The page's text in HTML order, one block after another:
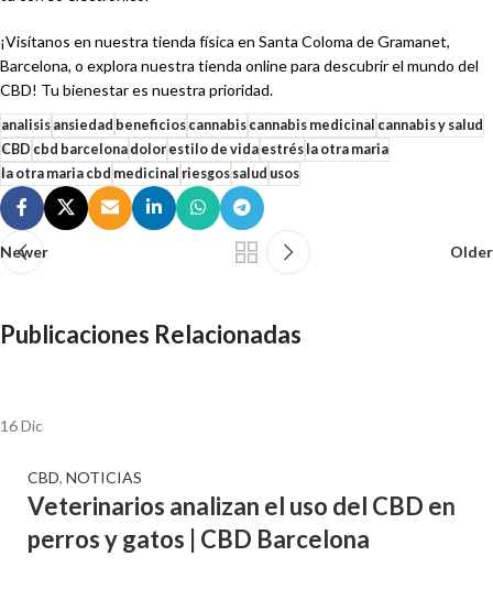
¡Visítanos en nuestra tienda física en Santa Coloma de Gramanet,
Barcelona, o explora nuestra tienda online para descubrir el mundo del
CBD! Tu bienestar es nuestra prioridad.
analisisansiedad beneficioscannabiscannabis medicinal cannabis y salud
CBD cbd barcelonadolorestilo de vidaestrésla otra maria
la otra maria cbd medicinal riesgossalud usos
Newer Older
Publicaciones Relacionadas
16Dic
CBD, NOTICIAS
Veterinarios analizan el uso del CBD en
perros y gatos | CBD Barcelona